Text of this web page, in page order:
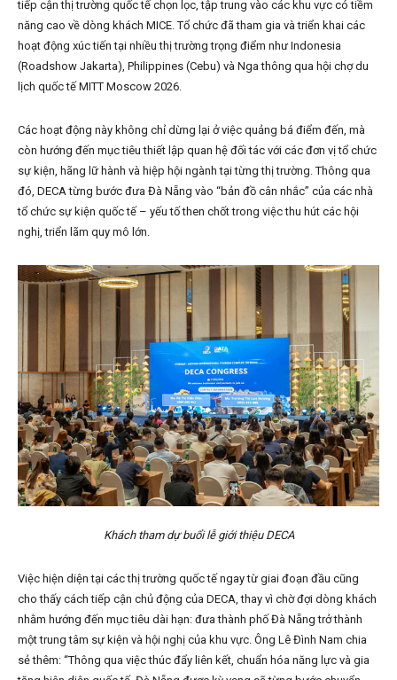
tiếp cận thị trường quốc tế chọn lọc, tập trung vào các khu vực có tiềm
năng cao về dòng khách MICE. Tổ chức đã tham gia và triển khai các
hoạt động xúc tiến tại nhiều thị trường trọng điểm như Indonesia
(Roadshow Jakarta), Philippines (Cebu) và Nga thông qua hội chợ du
lịch quốc tế MITT Moscow 2026.
Các hoạt động này không chỉ dừng lại ở việc quảng bá điểm đến, mà
còn hướng đến mục tiêu thiết lập quan hệ đối tác với các đơn vị tổ chức
sự kiện, hãng lữ hành và hiệp hội ngành tại từng thị trường. Thông qua
đó, DECA từng bước đưa Đà Nẵng vào “bản đồ cân nhắc” của các nhà
tổ chức sự kiện quốc tế – yếu tố then chốt trong việc thu hút các hội
nghị, triển lãm quy mô lớn.
Khách tham dự buổi lễ giới thiệu DECA
Việc hiện diện tại các thị trường quốc tế ngay từ giai đoạn đầu cũng
cho thấy cách tiếp cận chủ động của DECA, thay vì chờ đợi dòng khách
nhằm hướng đến mục tiêu dài hạn: đưa thành phố Đà Nẵng trở thành
một trung tâm sự kiện và hội nghị của khu vực. Ông Lê Đình Nam chia
sẻ thêm: “Thông qua việc thúc đẩy liên kết, chuẩn hóa năng lực và gia